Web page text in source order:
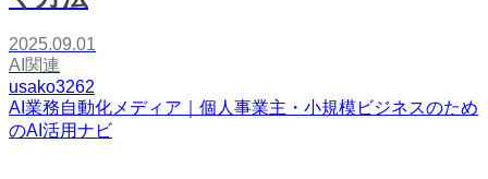
2025.09.01
AI関連
usako3262
AI業務自動化メディア｜個人事業主・小規模ビジネスのため
のAI活用ナビ